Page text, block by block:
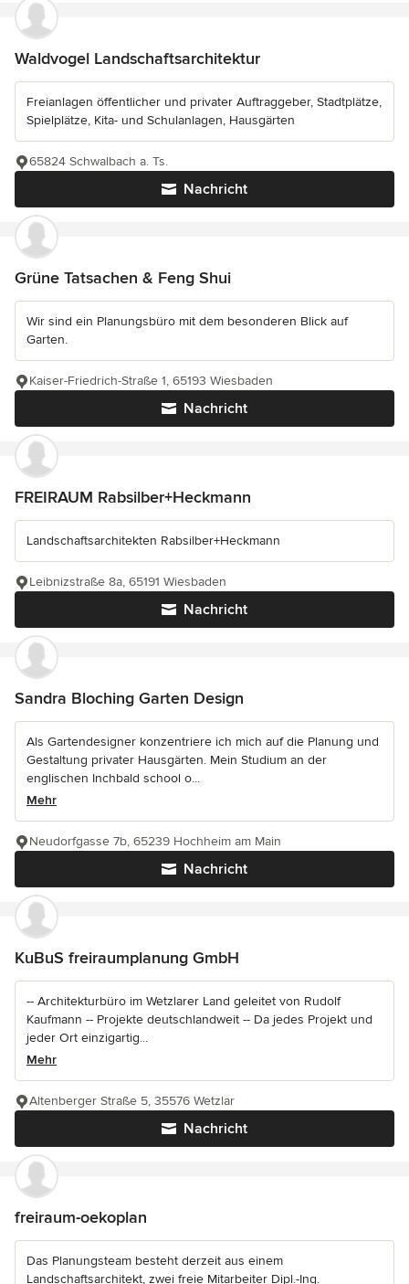
Waldvogel Landschaftsarchitektur
Freianlagen öffentlicher und privater Auftraggeber, Stadtplätze,
Spielplätze, Kita- und Schulanlagen, Hausgärten
Nachricht
65824 Schwalbach a. Ts.
Grüne Tatsachen & Feng Shui
Wir sind ein Planungsbüro mit dem besonderen Blick auf
Garten.
Nachricht
Kaiser-Friedrich-Straße 1, 65193 Wiesbaden
FREIRAUM Rabsilber+Heckmann
Landschaftsarchitekten Rabsilber+Heckmann
Nachricht
Leibnizstraße 8a, 65191 Wiesbaden
Sandra Bloching Garten Design
Als Gartendesigner konzentriere ich mich auf die Planung und
Gestaltung privater Hausgärten. Mein Studium an der
englischen Inchbald school o...
Mehr
Nachricht
Neudorfgasse 7b, 65239 Hochheim am Main
KuBuS freiraumplanung GmbH
-- Architekturbüro im Wetzlarer Land geleitet von Rudolf
Kaufmann -- Projekte deutschlandweit -- Da jedes Projekt und
jeder Ort einzigartig...
Mehr
Nachricht
Altenberger Straße 5, 35576 Wetzlar
freiraum-oekoplan
Das Planungsteam besteht derzeit aus einem
Landschaftsarchitekt, zwei freie Mitarbeiter Dipl.-Ing.